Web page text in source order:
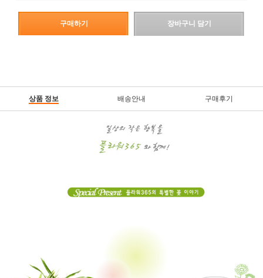
구매하기 장바구니 담기
상품 정보 배송안내 구매후기